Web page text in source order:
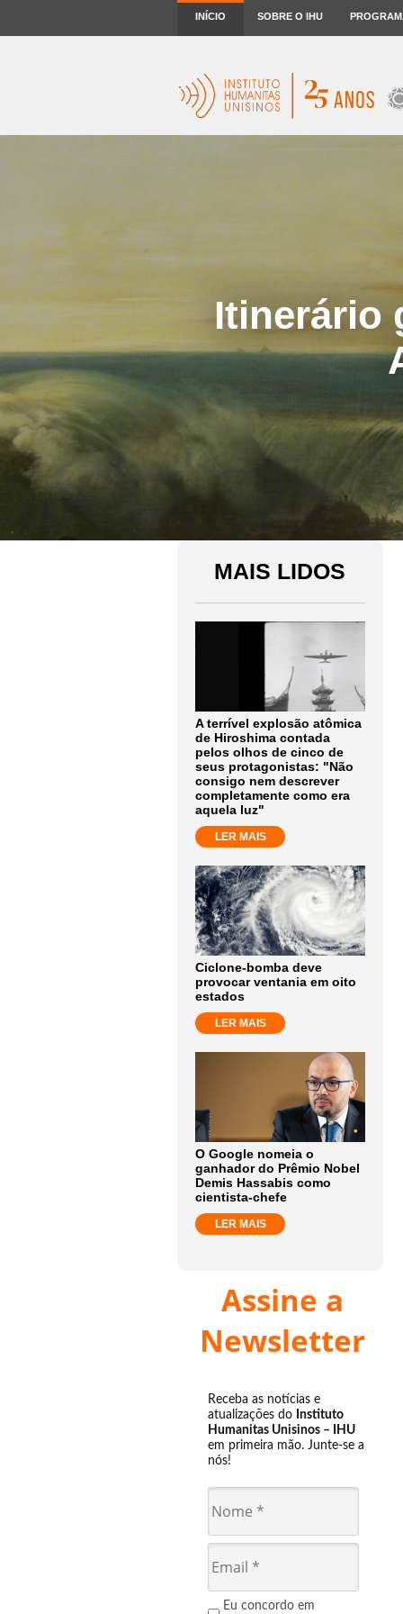
INÍCIO SOBRE O IHU
Itinerário
MAIS LIDOS
A terrível explosão atômica
de Hiroshima contada
pelos olhos de cinco de
seus protagonistas: "Não
consigo nem descrever
completamente como era
aquela luz"
LER MAIS
Ciclone-bomba deve
provocar ventania em oito
estados
LER MAIS
O Google nomeia o
ganhador do Prêmio Nobel
Demis Hassabis como
cientista-chefe
LER MAIS
Assine a
Newsletter
Receba as notícias e
atualizações do Instituto
Humanitas Unisinos – IHU
em primeira mão. Junte-se a
nós!
Eu concordo em